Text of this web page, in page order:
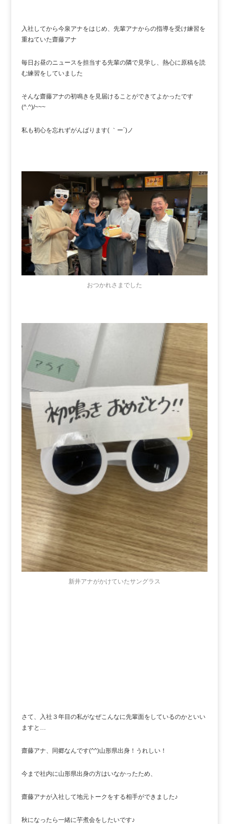
入社してから今泉アナをはじめ、先輩アナからの指導を受け練習を
重ねていた齋藤アナ
毎日お昼のニュースを担当する先輩の隣で見学し、熱心に原稿を読
む練習をしていました
そんな齋藤アナの初鳴きを見届けることができてよかったです
(^.^)/~~~
私も初心を忘れずがんばります( ｀ー´)ノ
おつかれさまでした
新井アナがかけていたサングラス
さて、入社３年目の私がなぜこんなに先輩面をしているのかといい
ますと…
齋藤アナ、同郷なんです(^^)山形県出身！うれしい！
今まで社内に山形県出身の方はいなかったため、
齋藤アナが入社して地元トークをする相手ができました♪
秋になったら一緒に芋煮会をしたいです♪